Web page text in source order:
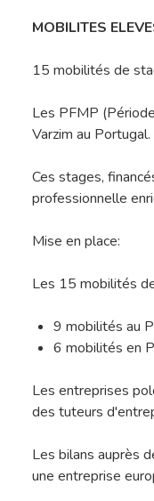
MOBILITES
15 mobilités de
Les PFMP
Varzim au Portugal.
Ces stages,
professionnelle
Mise en place:
Les 15 mobilités
9 mobilités au
6 mobilités en
Les entreprises
des tuteurs
Les bilans auprès
une entreprise